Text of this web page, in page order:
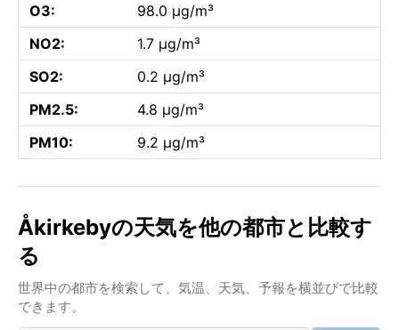
O3:
98.0 µg/m³
NO2:
1.7 µg/m³
SO2:
0.2 µg/m³
PM2.5:
4.8 µg/m³
PM10:
9.2 µg/m³
Åkirkebyの天気を他の都市と比較す
る
世界中の都市を検索して、気温、天気、予報を横並びで比較
できます。